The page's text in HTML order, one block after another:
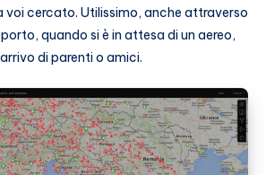
voi cercato. Utilissimo, anche attraverso
quando si è in attesa di un aereo,
di parenti o amici.